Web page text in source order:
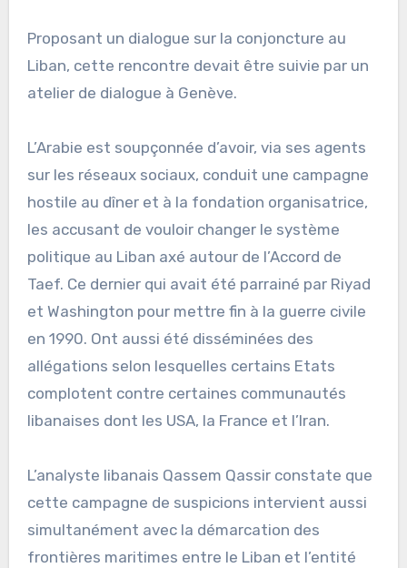
Proposant un dialogue sur la conjoncture au
Liban, cette rencontre devait être suivie par un
atelier de dialogue à Genève.
L’Arabie est soupçonnée d’avoir, via ses agents
sur les réseaux sociaux, conduit une campagne
hostile au dîner et à la fondation organisatrice,
les accusant de vouloir changer le système
politique au Liban axé autour de l’Accord de
Taef. Ce dernier qui avait été parrainé par Riyad
et Washington pour mettre fin à la guerre civile
en 1990. Ont aussi été disséminées des
allégations selon lesquelles certains Etats
complotent contre certaines communautés
libanaises dont les USA, la France et l’Iran.
L’analyste libanais Qassem Qassir constate que
cette campagne de suspicions intervient aussi
simultanément avec la démarcation des
frontières maritimes entre le Liban et l’entité